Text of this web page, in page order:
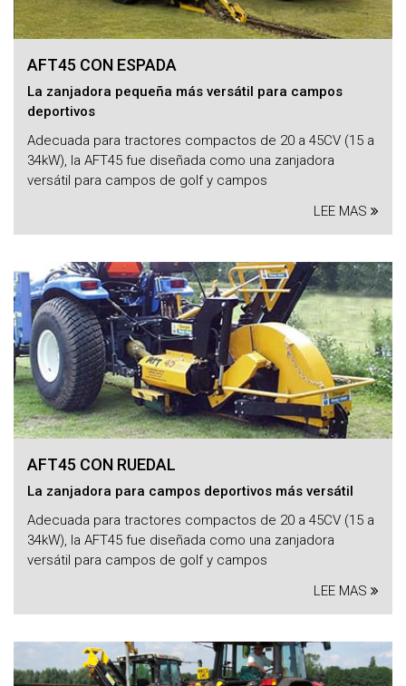
AFT45 CON ESPADA
La zanjadora pequeña más versátil para campos
deportivos
Adecuada para tractores compactos de 20 a 45CV (15 a
34kW), la AFT45 fue diseñada como una zanjadora
versátil para campos de golf y campos
LEE MAS
AFT45 CON RUEDAL
La zanjadora para campos deportivos más versátil
Adecuada para tractores compactos de 20 a 45CV (15 a
34kW), la AFT45 fue diseñada como una zanjadora
versátil para campos de golf y campos
LEE MAS